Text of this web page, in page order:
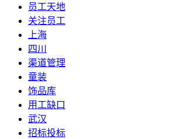
员工天地
关注员工
上海
四川
渠道管理
童装
饰品库
用工缺口
武汉
招标投标